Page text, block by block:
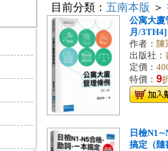
目前分類： 五南本版 ＞
公寓大廈
月/3TH4]
作者： 陳
出版社：
定價：
特價： 9
日檢
搞定（隨